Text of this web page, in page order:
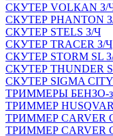
СКУТЕР VOLКAN З/
СКУТЕР PHANTON
СКУТЕР STELS З/Ч
СКУТЕР TRACER З/Ч
СКУТЕР STORM SL
СКУТЕР THUNDER
СКУТЕР SIGMA
ТРИММЕРЫ БЕНЗО-
ТРИММЕР
ТРИММЕР CARVER
ТРИММЕР CARVER